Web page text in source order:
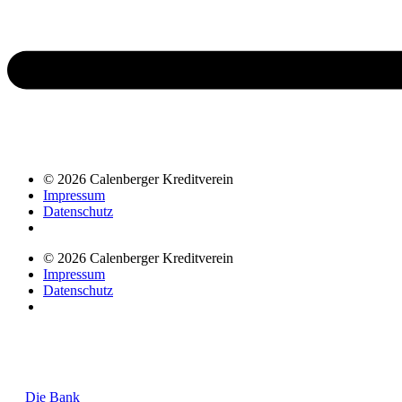
© 2026 Calenberger Kreditverein
Impressum
Datenschutz
© 2026 Calenberger Kreditverein
Impressum
Datenschutz
Die Bank